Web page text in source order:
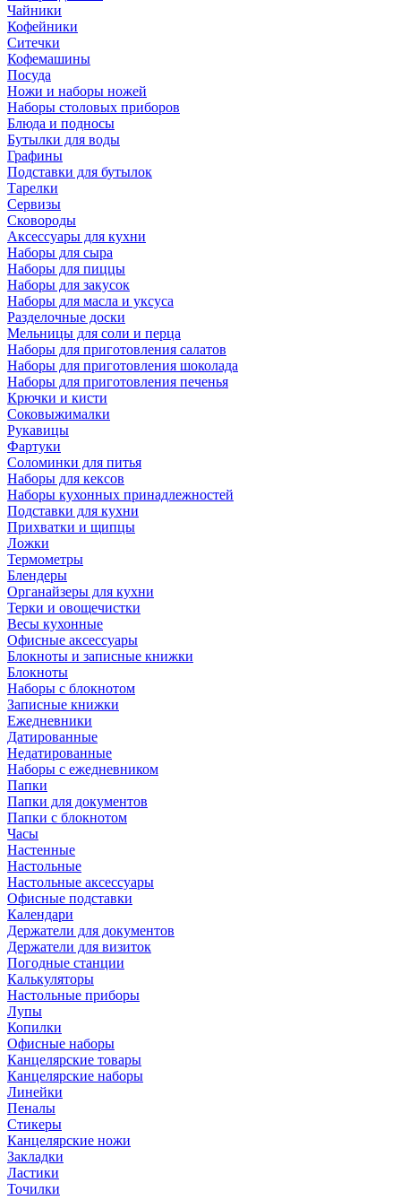
Чайники
Кофейники
Ситечки
Кофемашины
Посуда
Ножи и наборы ножей
Наборы столовых приборов
Блюда и подносы
Бутылки для воды
Графины
Подставки для бутылок
Тарелки
Сервизы
Сковороды
Аксессуары для кухни
Наборы для сыра
Наборы для пиццы
Наборы для закусок
Наборы для масла и уксуса
Разделочные доски
Мельницы для соли и перца
Наборы для приготовления салатов
Наборы для приготовления шоколада
Наборы для приготовления печенья
Крючки и кисти
Соковыжималки
Рукавицы
Фартуки
Соломинки для питья
Наборы для кексов
Наборы кухонных принадлежностей
Подставки для кухни
Прихватки и щипцы
Ложки
Термометры
Блендеры
Органайзеры для кухни
Терки и овощечистки
Весы кухонные
Офисные аксессуары
Блокноты и записные книжки
Блокноты
Наборы с блокнотом
Записные книжки
Ежедневники
Датированные
Недатированные
Наборы с ежедневником
Папки
Папки для документов
Папки с блокнотом
Часы
Настенные
Настольные
Настольные аксессуары
Офисные подставки
Календари
Держатели для документов
Держатели для визиток
Погодные станции
Калькуляторы
Настольные приборы
Лупы
Копилки
Офисные наборы
Канцелярские товары
Канцелярские наборы
Линейки
Пеналы
Стикеры
Канцелярские ножи
Закладки
Ластики
Точилки